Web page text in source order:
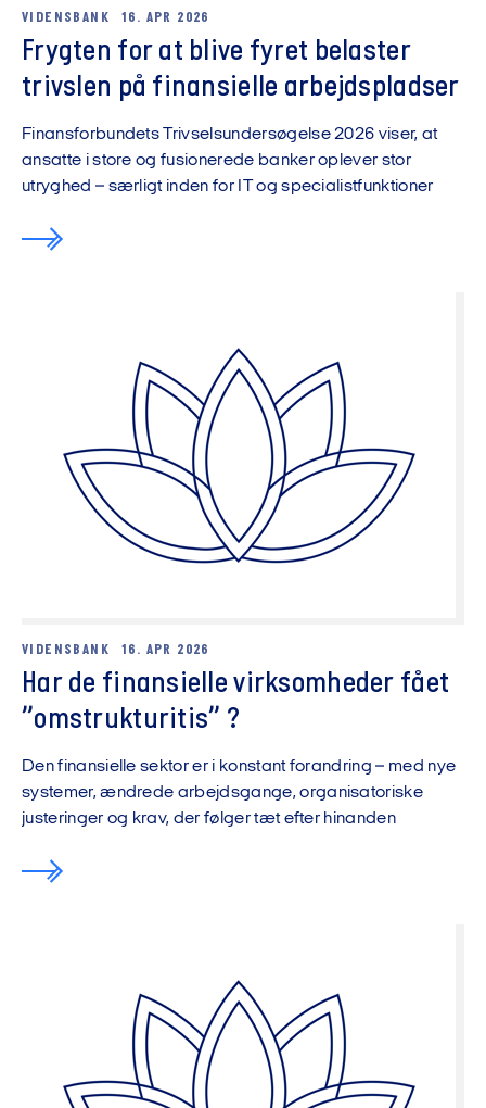
VIDENSBANK 16. APR 2026
Frygten for at blive fyret belaster
trivslen på finansielle arbejdspladser
Finansforbundets Trivselsundersøgelse 2026 viser, at
ansatte i store og fusionerede banker oplever stor
utryghed – særligt inden for IT og specialistfunktioner
VIDENSBANK 16. APR 2026
Har de finansielle virksomheder fået
”omstrukturitis” ?
Den finansielle sektor er i konstant forandring – med nye
systemer, ændrede arbejdsgange, organisatoriske
justeringer og krav, der følger tæt efter hinanden